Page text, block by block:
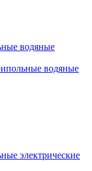
водяные
водяные
электрические